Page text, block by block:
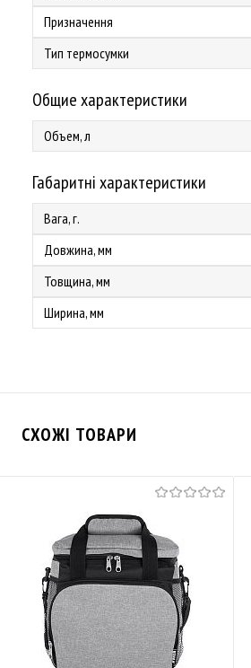
Призначення
Тип термосумки
Общие характеристики
Объем, л
Габаритні характеристики
Вага, г.
Довжина, мм
Товщина, мм
Ширина, мм
СХОЖІ ТОВАРИ